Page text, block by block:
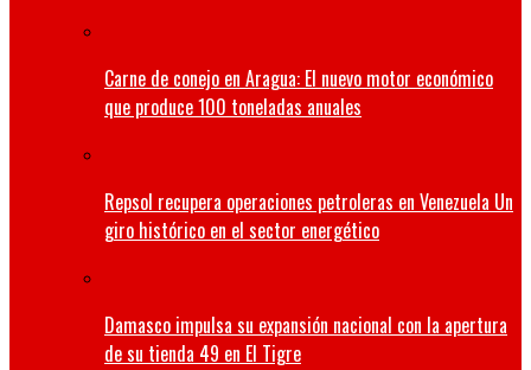
Carne de conejo en Aragua: El nuevo motor económico
que produce 100 toneladas anuales
Repsol recupera operaciones petroleras en Venezuela Un
giro histórico en el sector energético
Damasco impulsa su expansión nacional con la apertura
de su tienda 49 en El Tigre